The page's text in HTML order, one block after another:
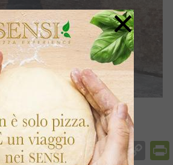
Facebook
Messenger
WhatsApp
Telegram
X Email
×